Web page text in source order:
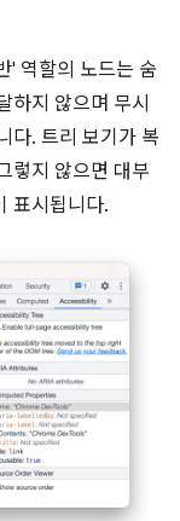
' 역할의 노드는 숨
하지 않으며 무시
다. 트리 보기가 복
렇지 않으면 대부
표시됩니다.